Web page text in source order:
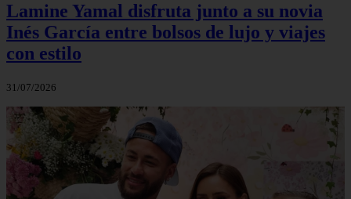
Lamine Yamal disfruta junto a su novia
Inés García entre bolsos de lujo y viajes
con estilo
31/07/2026